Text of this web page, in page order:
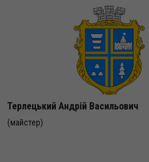
Терлецький Андрій Васильович
(майстер)